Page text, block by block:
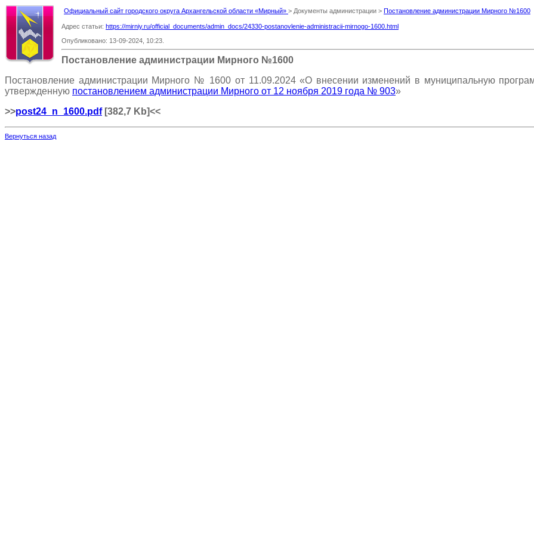
Официальный сайт городского округа Архангельской области «Мирный» > Документы администрации > Постановление администрации Мирного №1600
Адрес статьи: https://mirniy.ru/official_documents/admin_docs/24330-postanovlenie-administracii-mirnogo-1600.html
Опубликовано: 13-09-2024, 10:23.
Постановление администрации Мирного №1600
Постановление администрации Мирного № 1600 от 11.09.2024 «О внесении изменений в муниципальную
утвержденную постановлением администрации Мирного от 12 ноября 2019 года № 903»
>>post24_n_1600.pdf[382,7 Kb]<<
Вернуться назад